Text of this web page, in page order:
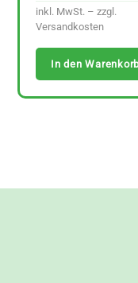
inkl. MwSt. – zzgl.
Versandkosten
In den